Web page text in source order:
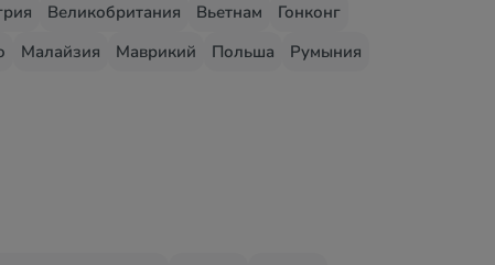
Великобритания Вьетнам
Гонконг
Малайзия Маврикий Польша
Румыния